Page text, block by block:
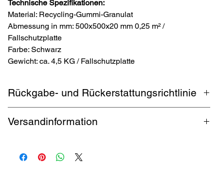
Technische Spezifikationen:
Material: Recycling-Gummi-Granulat
Abmessung in mm: 500x500x20 mm 0,25 m² /
Fallschutzplatte
Farbe: Schwarz
Gewicht: ca. 4,5 KG / Fallschutzplatte
Rückgabe- und Rückerstattungsrichtlinie
Rückerstattung innerhalb 5 Werktagen.
Versandinformation